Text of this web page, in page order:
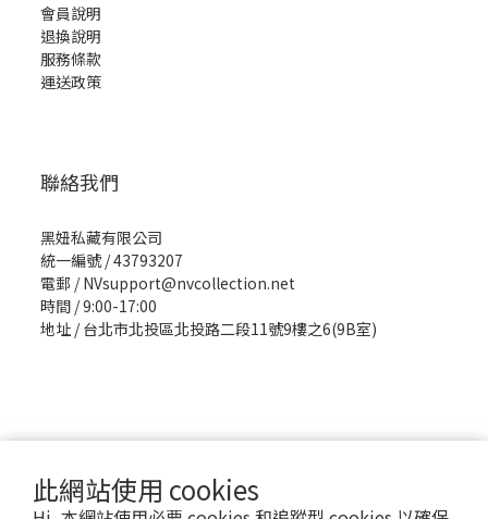
此網站使用 cookies
會員說明
退換說明
服務條款
運送政策
聯絡我們
黑妞私藏有限公司
統一編號 / 43793207
電郵 / NVsupport@nvcollection.net
時間 / 9:00-17:00
地址 / 台北市北投區北投路二段11號9樓之6(9B室)